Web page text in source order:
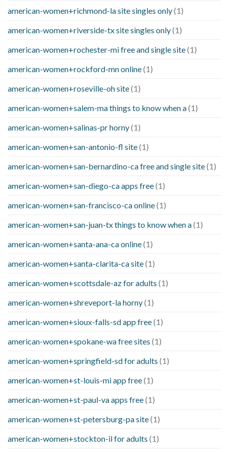
american-women+richmond-la site singles only(1)
american-women+riverside-tx site singles only(1)
american-women+rochester-mi free and single site(1)
american-women+rockford-mn online(1)
american-women+roseville-oh site(1)
american-women+salem-ma things to know when a(1)
american-women+salinas-pr horny(1)
american-women+san-antonio-fl site(1)
american-women+san-bernardino-ca free and single site(1)
american-women+san-diego-ca apps free(1)
american-women+san-francisco-ca online(1)
american-women+san-juan-tx things to know when a(1)
american-women+santa-ana-ca online(1)
american-women+santa-clarita-ca site(1)
american-women+scottsdale-az for adults (1)
american-women+shreveport-la horny(1)
american-women+sioux-falls-sd app free(1)
american-women+spokane-wa free sites (1)
american-women+springfield-sd for adults (1)
american-women+st-louis-mi app free(1)
american-women+st-paul-va apps free(1)
american-women+st-petersburg-pa site(1)
american-women+stockton-il for adults (1)